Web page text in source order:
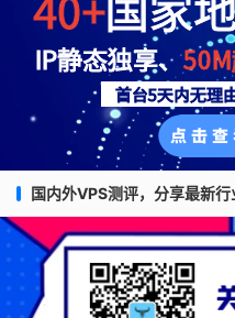
国内外VPS测评，分享最新行